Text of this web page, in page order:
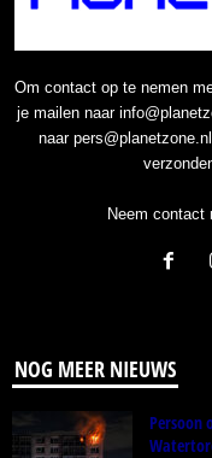
Om contact op te nemen
je mailen naar
naar
Neem contact
NOG MEER NIEUWS
Persoon